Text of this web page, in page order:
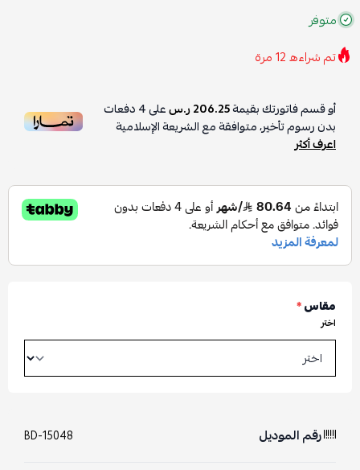
متوفر
تم شراءه12مرة
أو قسم فاتورتك بقيمة206.25 ر.س على4دفعات
بدون رسوم تأخير، متوافقة مع الشريعة الإسلامية
اعرف أكثر
مقاس*
اختر
رقم الموديل BD-15048